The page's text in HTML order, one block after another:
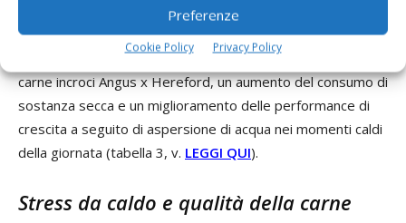
Preferenze
Cookie Policy Privacy Policy
approcci sono semplici come ad esempio la disponibilità di
spazi d’ombra o l’aspersione di acqua. A riguardo Davis et
al. (2001), riportano, durante la stagione calda in bovini da
carne incroci Angus x Hereford, un aumento del consumo di
sostanza secca e un miglioramento delle performance di
crescita a seguito di aspersione di acqua nei momenti caldi
della giornata (tabella 3, v. LEGGI QUI).
Stress da caldo e qualità della carne